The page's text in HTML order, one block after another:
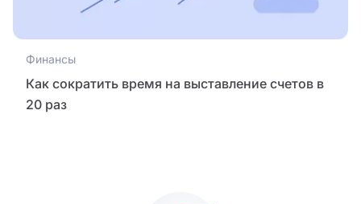
Финансы
Как сократить время на выставление счетов в
20 раз